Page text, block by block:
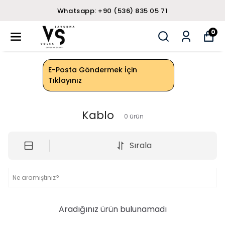
Whatsapp: +90 (536) 835 05 71
0
E-Posta Göndermek İçin
Tıklayınız
Kablo 0 ürün
Sırala
Aradığınız ürün bulunamadı